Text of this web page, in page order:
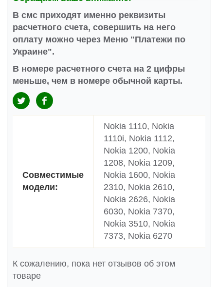
В смс приходят именно реквизиты
расчетного счета, совершить на него
оплату можно через Меню "Платежи по
Украине".
В номере расчетного счета на 2 цифры
меньше, чем в номере обычной карты.
Совместимые
модели:
Nokia 1110, Nokia
1110i, Nokia 1112,
Nokia 1200, Nokia
1208, Nokia 1209,
Nokia 1600, Nokia
2310, Nokia 2610,
Nokia 2626, Nokia
6030, Nokia 7370,
Nokia 3510, Nokia
7373, Nokia 6270
К сожалению, пока нет отзывов об этом
товаре